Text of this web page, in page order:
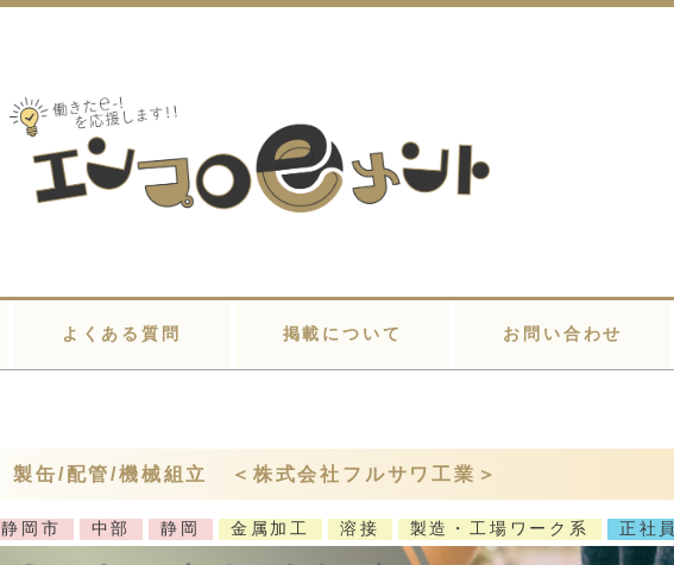
よくある質問 掲載について お問い合わせ
製缶/配管/機械組立 ＜株式会社フルサワ工業＞
静岡市 中部 静岡 金属加工 溶接 製造・工場ワーク系 正社員